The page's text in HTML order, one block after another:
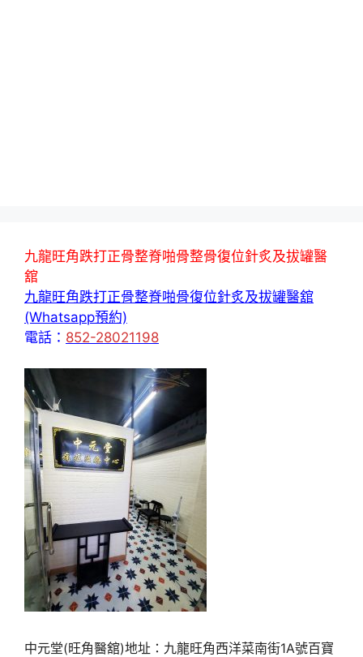
九龍旺角跌打正骨整脊啪骨整骨復位針炙及拔罐醫
舘
九龍旺角跌打正骨整脊啪骨復位針炙及拔罐醫舘
(Whatsapp預約)
電話： 852-28021198
中元堂(旺角醫舘)地址：九龍旺角西洋菜南街1A號百寶